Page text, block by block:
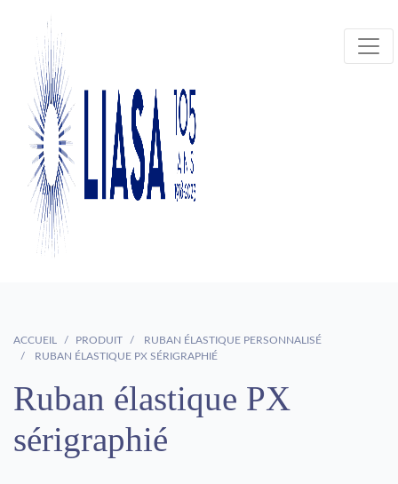
ACCUEIL PRODUIT
RUBAN ÉLASTIQUE PERSONNALISÉ
RUBAN ÉLASTIQUE PX SÉRIGRAPHIÉ
Ruban élastique PX
sérigraphié